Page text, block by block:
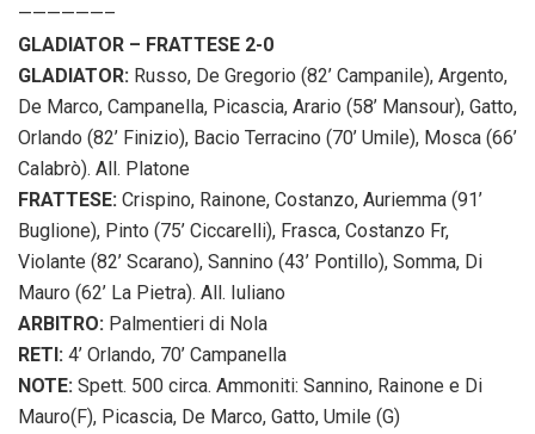
——————–
GLADIATOR – FRATTESE 2-0
GLADIATOR: Russo, De Gregorio (82’ Campanile), Argento,
De Marco, Campanella, Picascia, Arario (58’ Mansour), Gatto,
Orlando (82’ Finizio), Bacio Terracino (70’ Umile), Mosca (66’
Calabrò). All. Platone
FRATTESE: Crispino, Rainone, Costanzo, Auriemma (91’
Buglione), Pinto (75’ Ciccarelli), Frasca, Costanzo Fr,
Violante (82’ Scarano), Sannino (43’ Pontillo), Somma, Di
Mauro (62’ La Pietra). All. Iuliano
ARBITRO: Palmentieri di Nola
RETI: 4’ Orlando, 70’ Campanella
NOTE: Spett. 500 circa. Ammoniti: Sannino, Rainone e Di
Mauro(F), Picascia, De Marco, Gatto, Umile (G)